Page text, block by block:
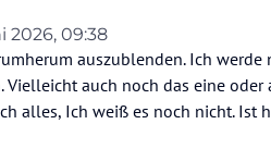
2026, 09:38
auszublenden. Ich
auch noch das eine
alles, Ich weiß es noch nicht. Ist